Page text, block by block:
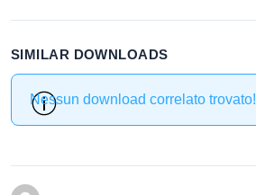
SIMILAR DOWNLOADS
Nessun download correlato trovato!